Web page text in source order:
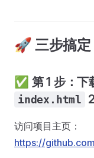
🚀 三步搞定
✅ 第 1 步：下
index.html
访问项目主页：
https://